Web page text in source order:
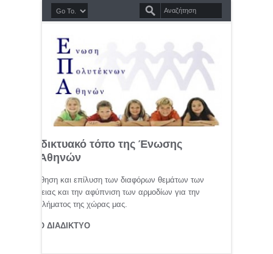
διαδικτυακό τόπο της Ένωσης
Αθηνών
προώθηση και επίλυση των διαφόρων θεμάτων των
οικογένειας και την αφύπνιση των αρμοδίων για την
προβλήματος της χώρας μας.
ΣΤΟ ΔΙΑΔΙΚΤΥΟ